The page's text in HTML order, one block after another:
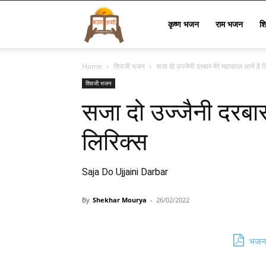
Lyrics
कृष्ण भजन राम भजन
Home शिवजी भजन सजा दो उज्जैनी दरबार मेरे महाकाल आये है
शिवजी भजन
सजा दो उज्जैनी
लिरिक्स
Saja Do Ujjaini Darbar
By Shekhar Mourya - 26/02/2022
भजन